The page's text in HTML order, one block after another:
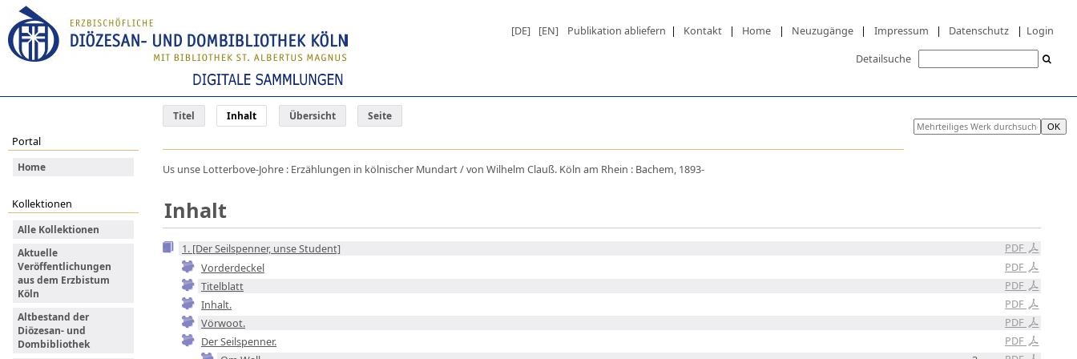
[DE] [EN] Publikation abliefern | Kontakt | Home | Neuzugänge | Impressum | Datenschutz | Login
Detailsuche
Titel Inhalt Übersicht Seite
Portal
Home
Kollektionen
Alle Kollektionen
Aktuelle
Veröffentlichungen
aus dem Erzbistum
Köln
Altbestand der
Diözesan- und
Dombibliothek
Us unse Lotterbove-Johre : Erzählungen in kölnischer Mundart / von Wilhelm Clauß. Köln am Rhein : Bachem, 1893-
Inhalt
PDF
1. [Der Seilspenner, unse Student]
PDF
Vorderdeckel
PDF
Titelblatt
PDF
Inhalt.
PDF
Vörwoot.
PDF
Der Seilspenner.